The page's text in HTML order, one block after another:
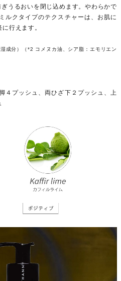
うるおいを閉じ込めます。やわらかで
ルクタイプのテクスチャーは、お肌に
行えます。
成分）（*2 コメヌカ油、シア脂：エモリエン
４プッシュ、両ひざ下２プッシュ、上